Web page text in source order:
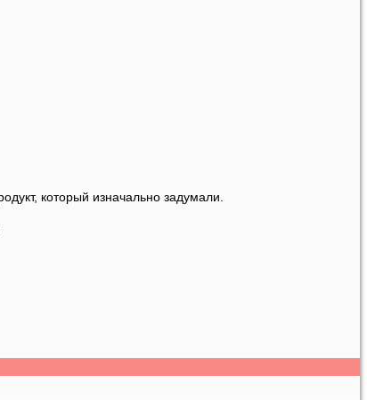
который изначально задумали.